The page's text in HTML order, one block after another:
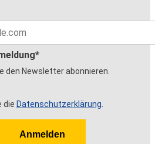
den Newsletter abonnieren.
die Datenschutzerklärung
Anmelden